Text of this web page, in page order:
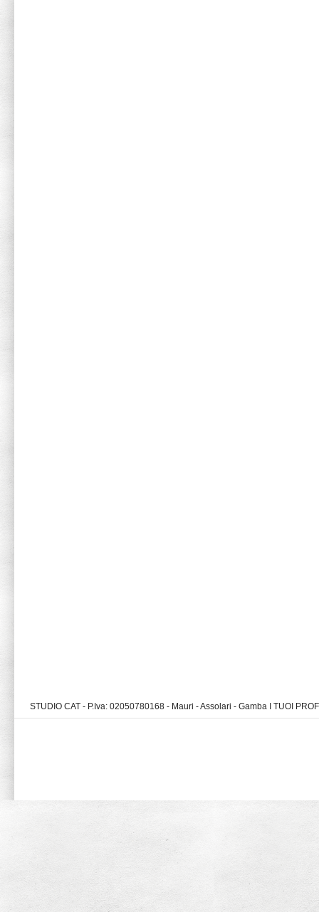
STUDIO CAT - P.Iva: 02050780168 - Mauri - Assolari - Gamba I TUOI